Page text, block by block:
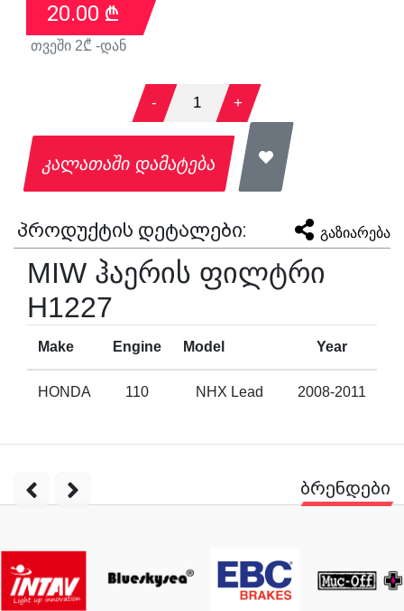
20.00 ₾
თვეში 2₾ -დან
- 1 +
კალათაში დამატება
პროდუქტის დეტალები: გაზიარება
MIW ჰაერის ფილტრი
H1227
Make Engine Model Year
HONDA 110 NHX Lead 2008-2011
ბრენდები